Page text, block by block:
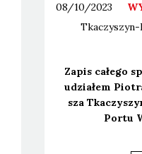
08/10/2023
Zapis całe­go
udzia­łem
sza
Por­tu